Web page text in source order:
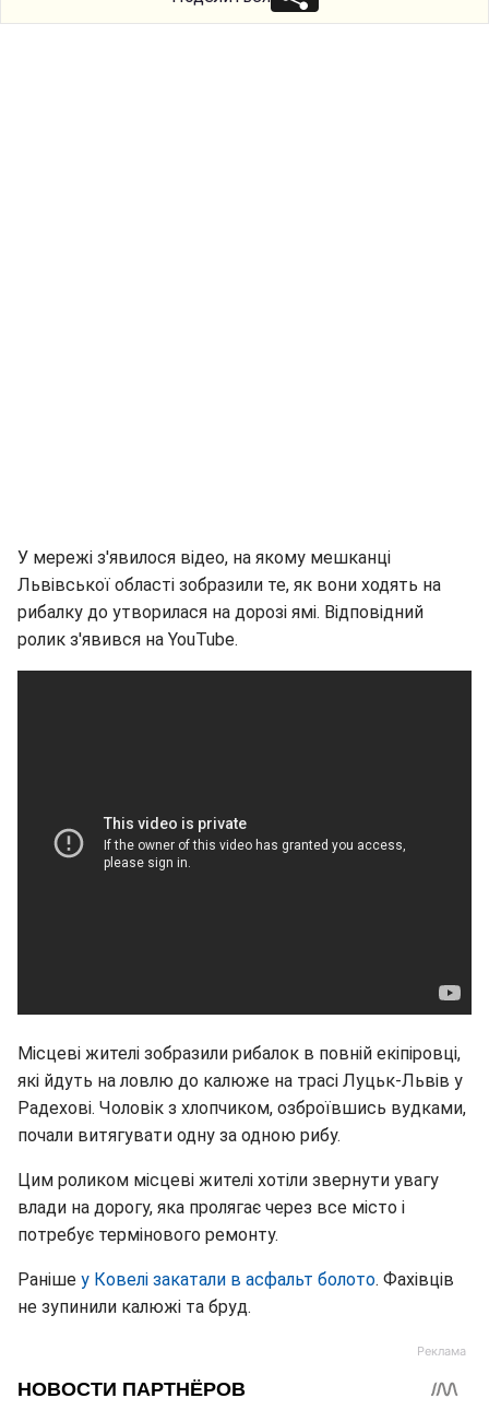
У мережі з'явилося відео, на якому мешканці
Львівської області зобразили те, як вони ходять на
рибалку до утворилася на дорозі ямі. Відповідний
ролик з'явився на YouTube.
Місцеві жителі зобразили рибалок в повній екіпіровці,
які йдуть на ловлю до калюже на трасі Луцьк-Львів у
Радехові. Чоловік з хлопчиком, озброївшись вудками,
почали витягувати одну за одною рибу.
Цим роликом місцеві жителі хотіли звернути увагу
влади на дорогу, яка пролягає через все місто і
потребує термінового ремонту.
Раніше у Ковелі закатали в асфальт болото. Фахівців
не зупинили калюжі та бруд.